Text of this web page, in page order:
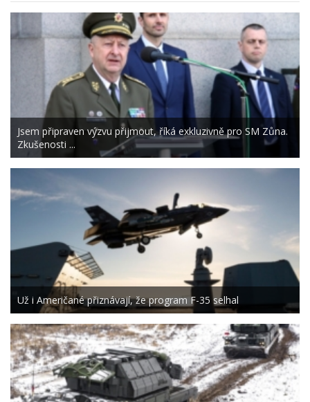
Jsem připraven výzvu přijmout, říká exkluzivně pro SM Zůna.
Zkušenosti ...
Už i Američané přiznávají, že program F-35 selhal